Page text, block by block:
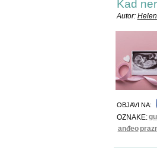
Kad
Autor:
OBJAVI NA:
OZNAKE:
anđeo